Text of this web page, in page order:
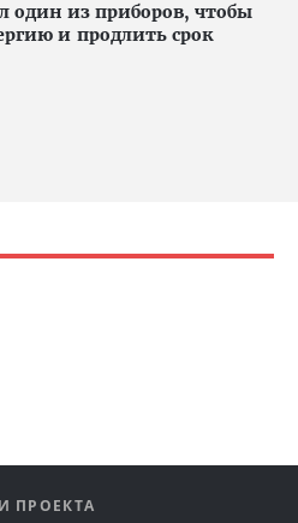
один из приборов, чтобы
и продлить срок
ПРОЕКТА